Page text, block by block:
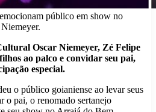
público em show no
Oscar Niemeyer, Zé Felipe
ao palco e convidar seu pai,
especial.
o público goianiense ao levar seus
o pai, o renomado sertanejo